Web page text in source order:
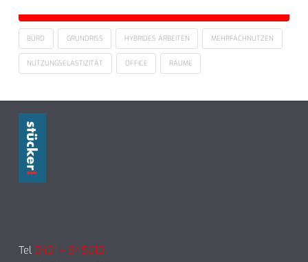
BÜRO GRUNDRISS HYBRIDES ARBEITEN MEHRFACHNUTZEN
NUTZUNGSELASTIZITÄT OFFICE RÄUME
Tel 0431 – 545610